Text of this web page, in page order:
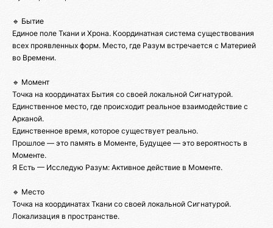
🔹 Бытие
Единое поле Ткани и Хрона. Координатная система существования
всех проявленных форм. Место, где Разум встречается с Материей
во Времени.
🔹 Момент
Точка на координатах Бытия со своей локальной Сигнатурой.
Единственное место, где происходит реальное взаимодействие с
Арканой.
Единственное время, которое существует реально.
Прошлое — это память в Моменте, Будущее — это вероятность в
Моменте.
Я Есть — Исследую Разум: Активное действие в Моменте.
🔹 Место
Точка на координатах Ткани со своей локальной Сигнатурой.
Локализация в пространстве.